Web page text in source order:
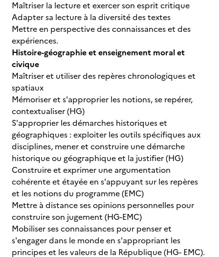
Maîtriser la lecture et exercer son esprit critique
Adapter sa lecture à la diversité des textes
Mettre en perspective des connaissances et des
expériences.
Histoire-géographie et enseignement moral et
civique
Maîtriser et utiliser des repères chronologiques et
spatiaux
Mémoriser et s'approprier les notions, se repérer,
contextualiser (HG)
S'approprier les démarches historiques et
géographiques : exploiter les outils spécifiques aux
disciplines, mener et construire une démarche
historique ou géographique et la justifier (HG)
Construire et exprimer une argumentation
cohérente et étayée en s'appuyant sur les repères
et les notions du programme (EMC)
Mettre à distance ses opinions personnelles pour
construire son jugement (HG-EMC)
Mobiliser ses connaissances pour penser et
s'engager dans le monde en s'appropriant les
principes et les valeurs de la République (HG- EMC).